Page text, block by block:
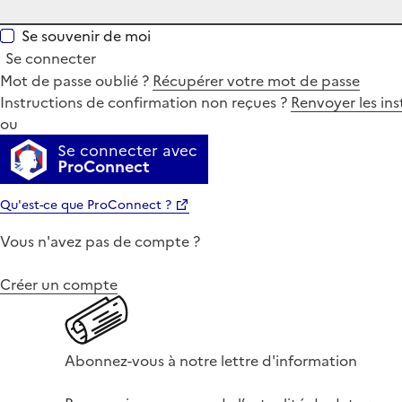
Se souvenir de moi
Se connecter
Mot de passe oublié ? Récupérer votre mot de passe
Instructions de confirmation non reçues ? Renvoyer les
ou
Se connecter avec
ProConnect
Qu'est-ce que ProConnect ?
Vous n'avez pas de compte ?
Créer un compte
Abonnez-vous à notre lettre d'information